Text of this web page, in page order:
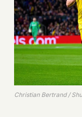
Christian Bertrand /